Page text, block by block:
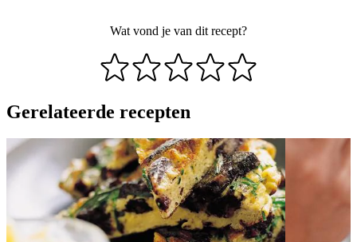
Wat vond je van dit recept?
Gerelateerde recepten